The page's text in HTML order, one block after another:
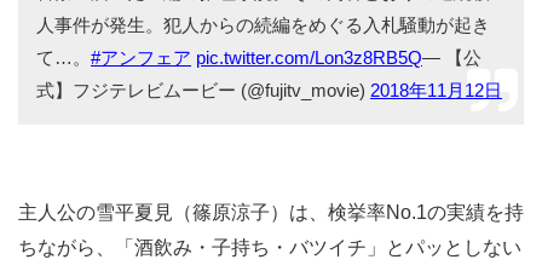
人事件が発生。犯人からの続編をめぐる入札騒動が起き
て…。 #アンフェア pic.twitter.com/Lon3z8RB5Q— 【公
式】フジテレビムービー (@fujitv_movie) 2018年11月12日
主人公の雪平夏見（篠原涼子）は、検挙率No.1の実績を持
ちながら、「酒飲み・子持ち・バツイチ」とパッとしない